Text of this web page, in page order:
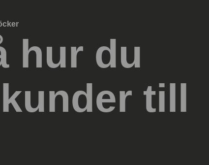
hur du
till